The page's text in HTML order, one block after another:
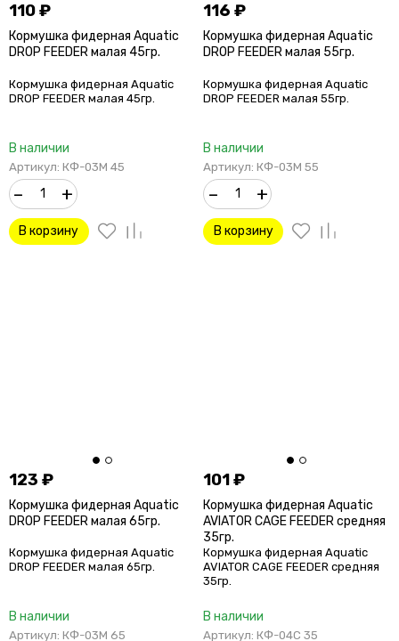
110₽
Кормушка фидерная Aquatic
DROP FEEDER малая 45гр.
Кормушка фидерная Aquatic
DROP FEEDER малая 45гр.
В наличии
Артикул: КФ-03М 45
– +
В корзину
116₽
Кормушка фидерная Aquatic
DROP FEEDER малая 55гр.
Кормушка фидерная Aquatic
DROP FEEDER малая 55гр.
В наличии
Артикул: КФ-03М 55
– +
В корзину
123 ₽
Кормушка фидерная Aquatic
DROP FEEDER малая 65гр.
Кормушка фидерная Aquatic
DROP FEEDER малая 65гр.
В наличии
Артикул: КФ-03М 65
101₽
Кормушка фидерная Aquatic
AVIATOR CAGE FEEDER средняя
35гр.
Кормушка фидерная Aquatic
AVIATOR CAGE FEEDER средняя
35гр.
В наличии
Артикул: КФ-04С 35